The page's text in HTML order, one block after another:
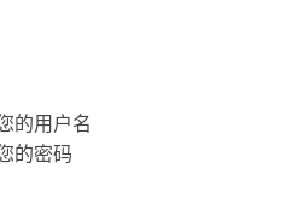
的用户名
的密码